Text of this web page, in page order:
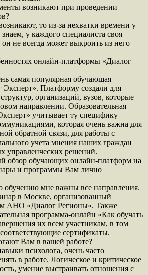
возникают при проведении
то из-за нехватки времени у
у каждого специалиста своя
не всегда может выкроить из него
онлайн-платформы «Диалог
самая популярная обучающая
Эксперт». Платформу создали для
организаций, вузов, которые
направлении. Образовательная
учитывает ту специфику
которая очень важна для
обратной связи, для работы с
учета мнения наших граждан
управленческих решений.
обзор обучающих онлайн-платформ на
и программы Вам лично
обучению мне важны все направления.
в Москве, организованный
АНО «Диалог Регионы». Также
программа-онлайн «Как обучать
их всем участникам, в том
сертификаты.
Вам в вашей работе?
психолога, очень часто
в работе. Логическое и критическое
умение выстраивать отношения с